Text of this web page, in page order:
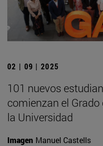
02 | 09 | 2025
101 nuevos
comienzan el
la Universidad
Imagen Manuel Castells